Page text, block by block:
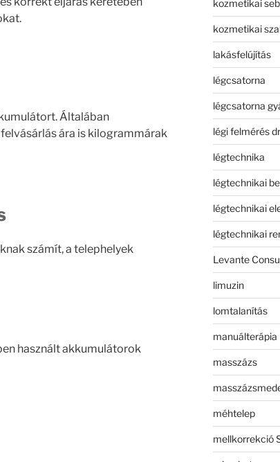
Általában
ára is kilogrammárak
számít, a telephelyek
használt akkumulátorok
kozmetikai
kozmetikai
lakásfelújítás
légcsatorna
légcsatorna
légi felmérés
légtechnika
légtechnikai
légtechnikai
légtechnikai
Levante
limuzin
lomtalanítás
manuálterápia
masszázs
méhtelep
mellkorrekció